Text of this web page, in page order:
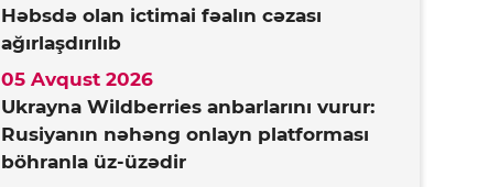
Həbsdə olan ictimai fəalın cəzası
ağırlaşdırılıb
Ukrayna Wildberries anbarlarını vurur:
Rusiyanın nəhəng onlayn platforması
böhranla üz-üzədir
05 Avqust 2026